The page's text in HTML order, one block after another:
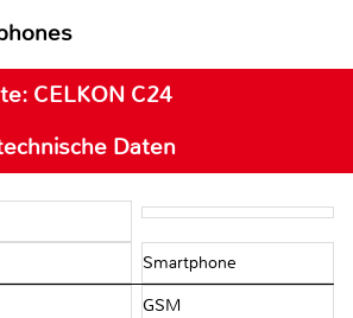
CELKON C24
Daten
Smartphone
GSM